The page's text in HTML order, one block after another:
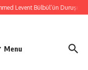
Levent Bülbül’ün Duruşuna
Menu